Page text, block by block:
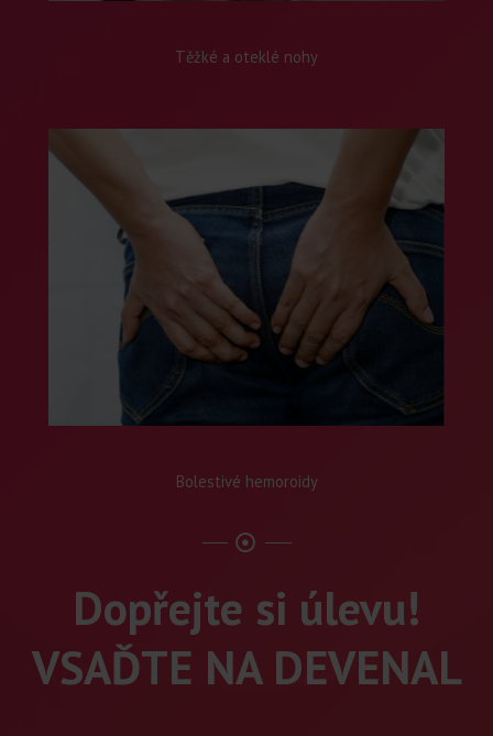
Těžké a oteklé nohy
Bolestivé hemoroidy
Dopřejte si úlevu!
VSAĎTE NA DEVENAL